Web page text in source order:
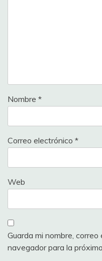
Nombre *
Correo electrónico *
Web
Guarda mi nombre,
navegador para la